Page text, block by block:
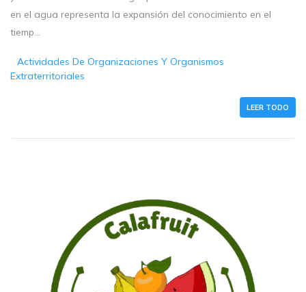
en el agua representa la expansión del conocimiento en el
tiemp...
Actividades De Organizaciones Y Organismos
Extraterritoriales
LEER TODO